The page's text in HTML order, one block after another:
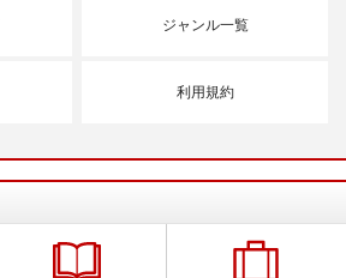
ジャンル一覧
利用規約